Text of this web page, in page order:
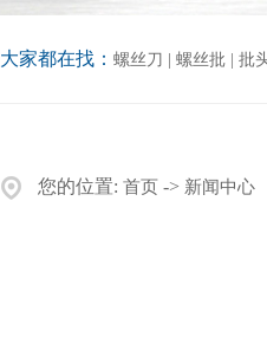
大家都在找： 螺丝刀 螺丝批 批
您的位置: 首页 -> 新闻中心